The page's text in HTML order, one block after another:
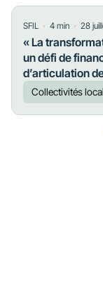
SFIL ・ 4 min ・ 28
« La
un défi de
d’articulation
Collectivités